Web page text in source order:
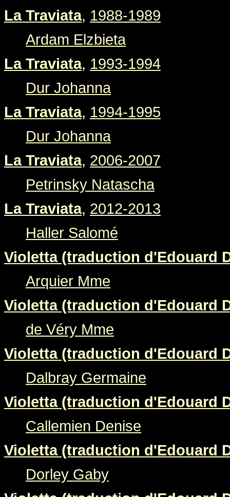
La Traviata, 1988-1989
Ardam Elzbieta
La Traviata, 1993-1994
Dur Johanna
La Traviata, 1994-1995
Dur Johanna
La Traviata, 2006-2007
Petrinsky Natascha
La Traviata, 2012-2013
Haller Salomé
Violetta (traduction d'Edouard
Arquier Mme
Violetta (traduction d'Edouard
de Véry Mme
Violetta (traduction d'Edouard
Dalbray Germaine
Violetta (traduction d'Edouard
Callemien Denise
Violetta (traduction d'Edouard
Dorley Gaby